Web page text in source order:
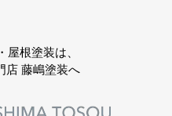
屋根塗装は、
店 藤嶋塗装へ